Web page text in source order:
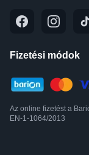
Fizetési módok
Az online fizetést a
EN-1-1064/2013